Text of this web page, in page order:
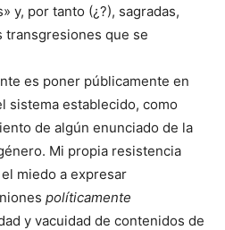
y, por tanto (¿?), sagradas,
transgresiones que se
es poner públicamente en
sistema establecido, como
de algún enunciado de la
Mi propia resistencia
miedo a expresar
políticamente
y vacuidad de contenidos de